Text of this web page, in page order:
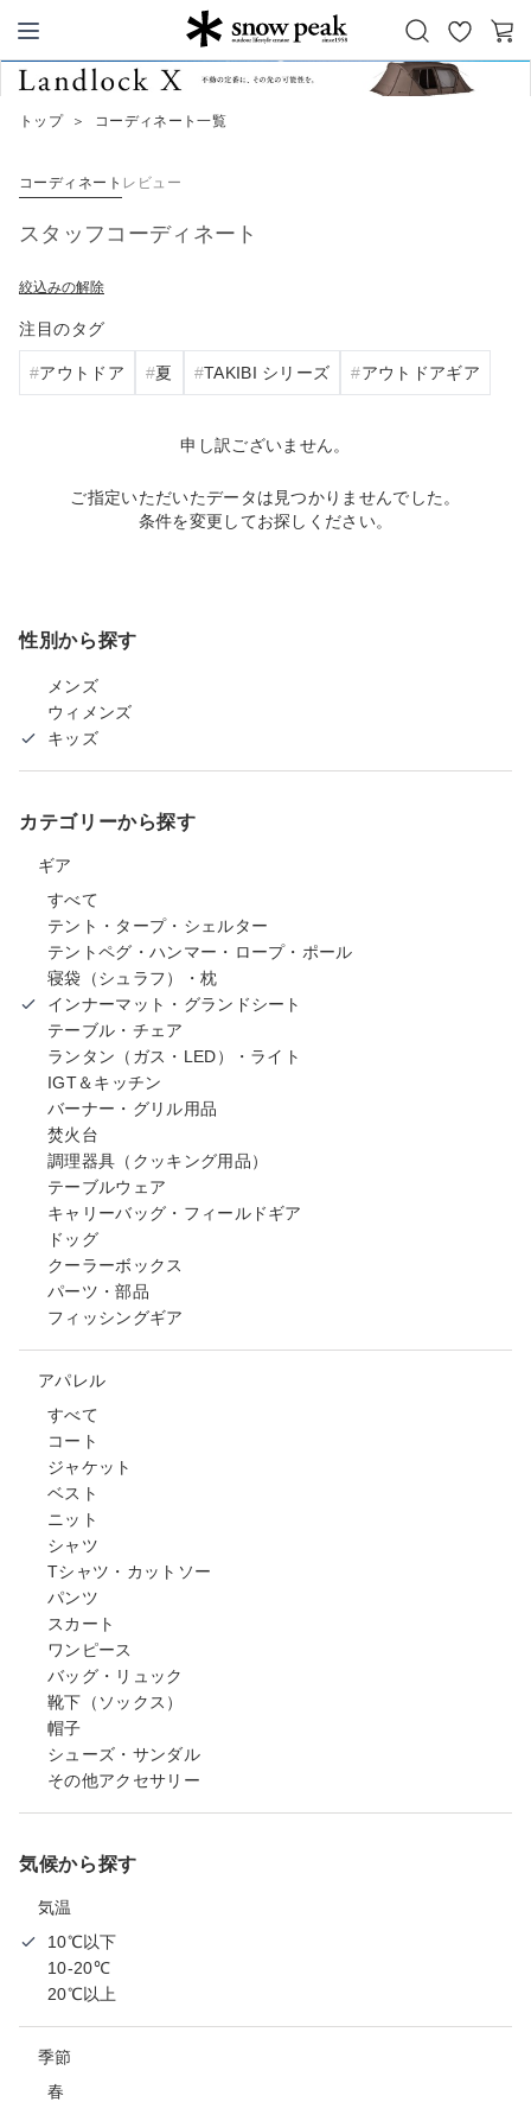
Snow Peak
お
気
カ
トップ ＞ コーディネート一覧
コーディネート レビュー
スタッフコーディネート
絞込みの解除
注目のタグ
アウトドア 夏 TAKIBI シリーズ アウトドアギア
申し訳ございません。
ご指定いただいたデータは見つかりませんでした。
条件を変更してお探しください。
性別から探す
メンズ
ウィメンズ
キッズ
カテゴリーから探す
ギア
すべて
テント・タープ・シェルター
テントペグ・ハンマー・ロープ・ポール
寝袋（シュラフ）・枕
インナーマット・グランドシート
テーブル・チェア
ランタン（ガス・LED）・ライト
IGT＆キッチン
バーナー・グリル用品
焚火台
調理器具（クッキング用品）
テーブルウェア
キャリーバッグ・フィールドギア
ドッグ
クーラーボックス
パーツ・部品
フィッシングギア
アパレル
すべて
コート
ジャケット
ベスト
ニット
シャツ
Tシャツ・カットソー
パンツ
スカート
ワンピース
バッグ・リュック
靴下（ソックス）
帽子
シューズ・サンダル
その他アクセサリー
気候から探す
気温
10℃以下
10-20℃
20℃以上
季節
春